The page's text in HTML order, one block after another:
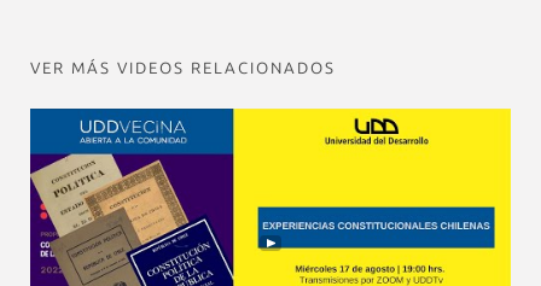
VER MÁS VIDEOS RELACIONADOS